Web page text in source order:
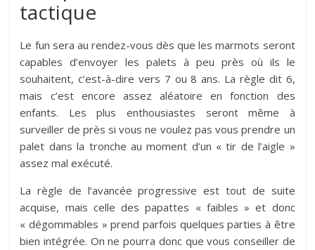
tactique
Le fun sera au rendez-vous dès que les marmots seront
capables d’envoyer les palets à peu près où ils le
souhaitent, c’est-à-dire vers 7 ou 8 ans. La règle dit 6,
mais c’est encore assez aléatoire en fonction des
enfants. Les plus enthousiastes seront même à
surveiller de près si vous ne voulez pas vous prendre un
palet dans la tronche au moment d’un « tir de l’aigle »
assez mal exécuté.
La règle de l’avancée progressive est tout de suite
acquise, mais celle des papattes « faibles » et donc
« dégommables » prend parfois quelques parties à être
bien intégrée. On ne pourra donc que vous conseiller de